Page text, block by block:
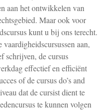
aan het ontwikkelen van
Maar ook voor
kunt u bij ons terecht.
aan,
schrijven, de cursus
effectief en efficiënt
of de cursus do’s and
dat de cursist dient te
te kunnen volgen